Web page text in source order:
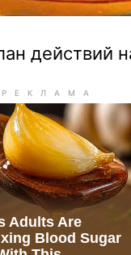
действий